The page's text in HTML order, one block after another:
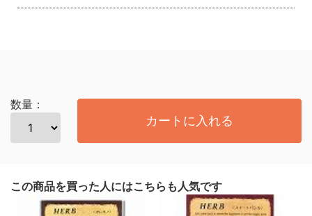
数量：
カートに入れる
この商品を買った人にはこちらも人気です